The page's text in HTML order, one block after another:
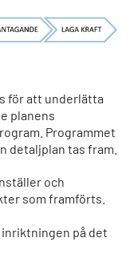
för att underlätta
planens
Programmet
detaljplan tas fram.
och
som framförts.
på det